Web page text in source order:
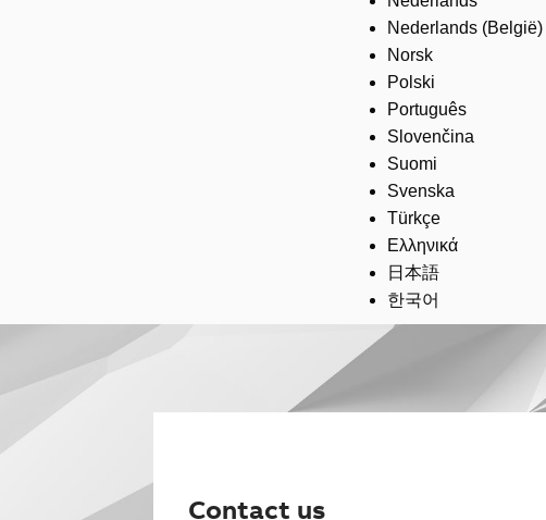
Nederlands (België)
Norsk
Polski
Português
Slovenčina
Suomi
Svenska
Türkçe
Ελληνικά
日本語
한국어
Contact us